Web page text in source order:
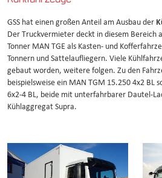
GSS hat einen großen Anteil am Ausbau der
Der Truckvermieter deckt in diesem Bereich
Tonner MAN TGE als Kasten- und
Tonnern und Sattelaufliegern. Viele
gebaut worden, weitere folgen. Zu den
beispielsweise ein MAN TGM 15.250 4x2 BL
6x2-4 BL, beide mit unterfahrbarer Dautel-
Kühlaggregat Supra.